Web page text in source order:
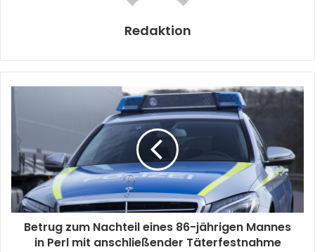
Redaktion
Betrug zum Nachteil eines 86-jährigen Mannes
in Perl mit anschließender Täterfestnahme